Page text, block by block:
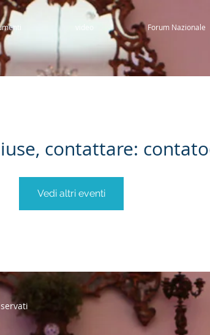
Forum Nazionale
contattare:
Vedi altri eventi